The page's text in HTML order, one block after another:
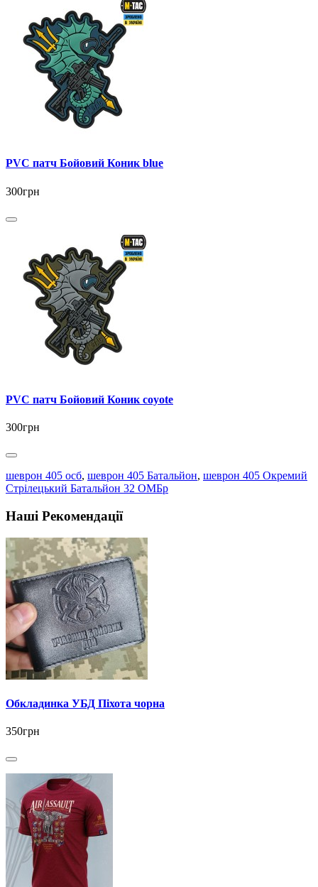
PVC патч Бойовий Коник blue
300грн
PVC патч Бойовий Коник coyote
300грн
шеврон 405 осб, шеврон 405 Батальйон, шеврон 405 Окремий
Стрілецький Батальйон 32 ОМБр
Наші Рекомендації
Обкладинка УБД Піхота чорна
350грн